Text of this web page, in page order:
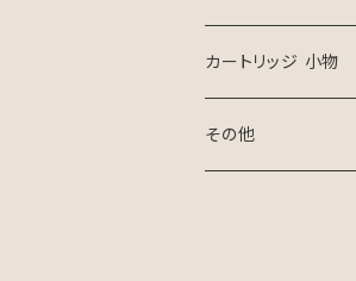
カートリッジ 小物
その他